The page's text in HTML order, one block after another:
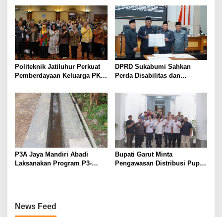
kepada Masyarakat
Politeknik Jatiluhur Perkuat
Pemberdayaan Keluarga PKH
DPRD Sukabumi Sahkan
Perda Disabilitas dan
PPAS 2026
P3A Jaya Mandiri Abadi
Laksanakan Program P3-
Bupati Garut Minta
Pengawasan Distribusi Pupuk
News Feed